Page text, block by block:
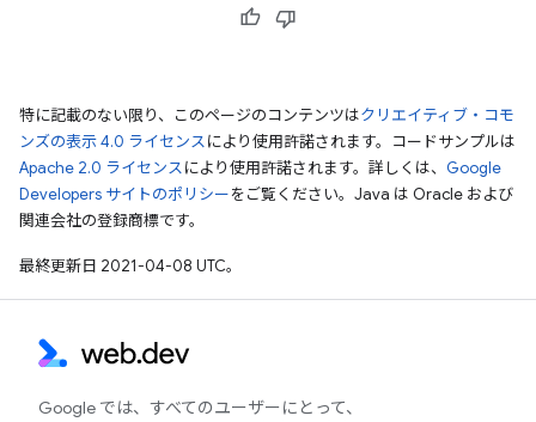
特に記載のない限り、このページのコンテンツはクリエイティブ・コモ
ンズの表示 4.0 ライセンスにより使用許諾されます。コードサンプルは
Apache 2.0 ライセンスにより使用許諾されます。詳しくは、 Google
Developers サイトのポリシーをご覧ください。Java は Oracle および
関連会社の登録商標です。
最終更新日 2021-04-08 UTC。
Google では、すべてのユーザーにとって、